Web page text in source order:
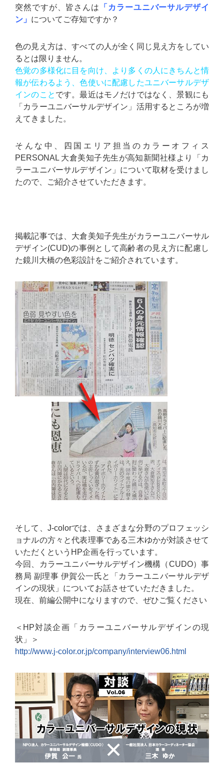
突然ですが、皆さんは
「カラーユニバーサルデザイ
ン」 についてご存知ですか？
色の見え方は、すべての人が全く同じ見え方をしてい
るとは限りません。
色覚の多様化に目を向け、より多くの人にきちんと情
報が伝わるよう、色使いに配慮したユニバーサルデザ
インのこと です。最近はモノだけではなく、景観にも
「カラーユニバーサルデザイン」活用するところが増
えてきました。
そんな中、四国エリア担当のカラーオフィス
PERSONAL 大倉美知子先生が高知新聞社様より「カ
ラーユニバーサルデザイン」について取材を受けまし
たので、ご紹介させていただきます。
掲載記事では、大倉美知子先生がカラーユニバーサル
デザイン(CUD)の事例として高齢者の見え方に配慮し
た鏡川大橋の色彩設計をご紹介されています。
そして、J-colorでは、さまざまな分野のプロフェッシ
ョナルの方々と代表理事である三木ゆかが対談させて
いただくというHP企画を行っています。
今回、カラーユニバーサルデザイン機構（CUDO）事
務局 副理事 伊賀公一氏と「カラーユニバーサルデザ
インの現状」についてお話させていただきました。
現在、前編公開中になりますので、ぜひご覧ください
＜HP対談企画「カラーユニバーサルデザインの現
状」＞
http://www.j-color.or.jp/company/interview06.html